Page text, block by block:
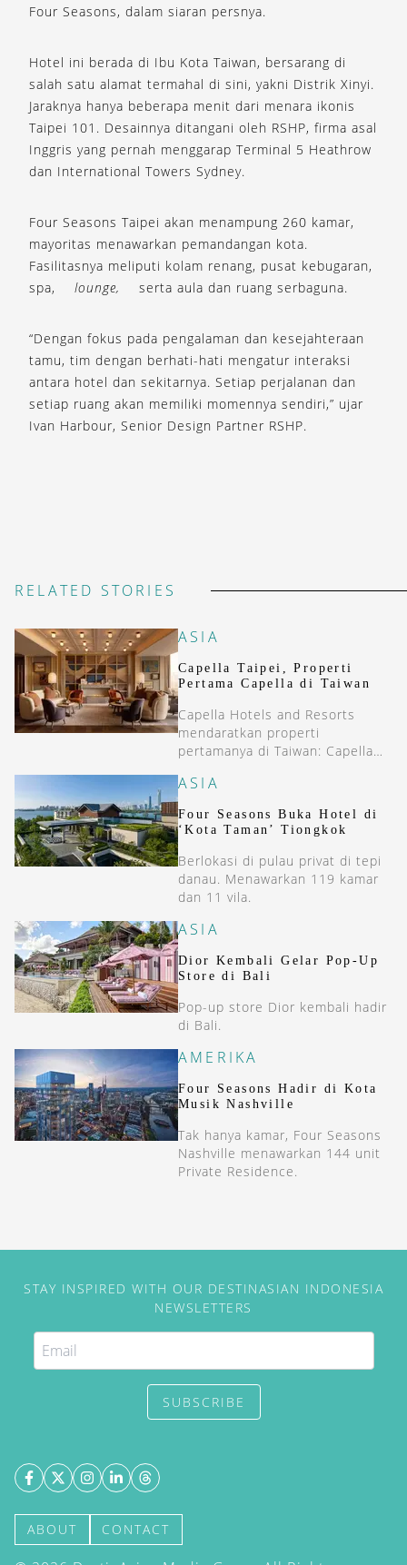
Four Seasons, dalam siaran persnya.
Hotel ini berada di Ibu Kota Taiwan, bersarang di
salah satu alamat termahal di sini, yakni Distrik Xinyi.
Jaraknya hanya beberapa menit dari menara ikonis
Taipei 101. Desainnya ditangani oleh RSHP, firma asal
Inggris yang pernah menggarap Terminal 5 Heathrow
dan International Towers Sydney.
Four Seasons Taipei akan menampung 260 kamar,
mayoritas menawarkan pemandangan kota.
Fasilitasnya meliputi kolam renang, pusat kebugaran,
spa,
lounge, serta aula dan ruang serbaguna.
“Dengan fokus pada pengalaman dan kesejahteraan
tamu, tim dengan berhati-hati mengatur interaksi
antara hotel dan sekitarnya. Setiap perjalanan dan
setiap ruang akan memiliki momennya sendiri,” ujar
Ivan Harbour, Senior Design Partner RSHP.
RELATED STORIES
ASIA
Capella Taipei, Properti
Pertama Capella di Taiwan
Capella Hotels and Resorts
mendaratkan properti
pertamanya di Taiwan: Capella
strategis di jantung Songshan,
dekat dengan berbagai tempat
penting.
ASIA
Four Seasons Buka Hotel di
‘Kota Taman’ Tiongkok
Berlokasi di pulau privat di tepi
danau. Menawarkan 119 kamar
dan 11 vila.
ASIA
Dior Kembali Gelar Pop-Up
Store di Bali
Pop-up store Dior kembali hadir
di Bali.
AMERIKA
Four Seasons Hadir di Kota
Musik Nashville
Tak hanya kamar, Four Seasons
Nashville menawarkan 144 unit
Private Residence.
STAY INSPIRED WITH OUR DESTINASIAN INDONESIA
NEWSLETTERS
SUBSCRIBE
ABOUT CONTACT